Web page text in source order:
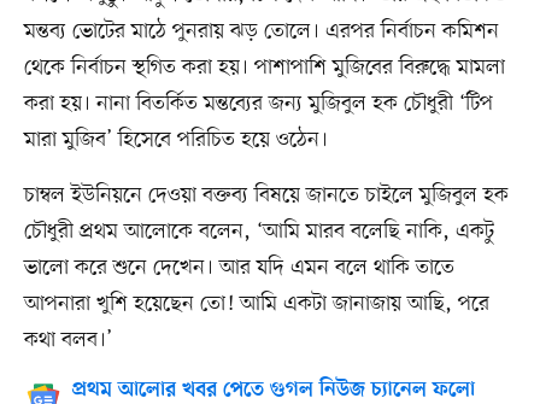
মন্তব্য ভোটের মাঠে পুনরায় ঝড় তোলে। এরপর নির্বাচন কমিশন
থেকে নির্বাচন স্থগিত করা হয়। পাশাপাশি মুজিবের বিরুদ্ধে মামলা
করা হয়। নানা বিতর্কিত মন্তব্যের জন্য মুজিবুল হক চৌধুরী ‘টিপ
মারা মুজিব’ হিসেবে পরিচিত হয়ে ওঠেন।
চাম্বল ইউনিয়নে দেওয়া বক্তব্য বিষয়ে জানতে চাইলে মুজিবুল হক
চৌধুরী প্রথম আলোকে বলেন, ‘আমি মারব বলেছি নাকি, একটু
ভালো করে শুনে দেখেন। আর যদি এমন বলে থাকি তাতে
আপনারা খুশি হয়েছেন তো! আমি একটা জানাজায় আছি, পরে
কথা বলব।’
প্রথম আলোর খবর পেতে গুগল নিউজ চ্যানেল ফলো